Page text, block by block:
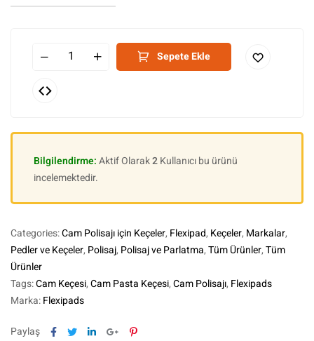
Sepete Ekle
Bilgilendirme:Aktif Olarak2Kullanıcı bu ürünü
incelemektedir.
Categories:Cam Polisajı için Keçeler, Flexipad, Keçeler, Markalar,
Pedler ve Keçeler, Polisaj, Polisaj ve Parlatma,Tüm Ürünler,Tüm
Ürünler
Tags:Cam Keçesi,Cam Pasta Keçesi,Cam Polisajı, Flexipads
Marka:Flexipads
Paylaş Facebook
TwitterLinkedinGoogle+Pinterest